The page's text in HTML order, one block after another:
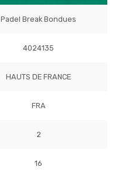
Padel Break Bondues
4024135
HAUTS DE FRANCE
FRA
2
16